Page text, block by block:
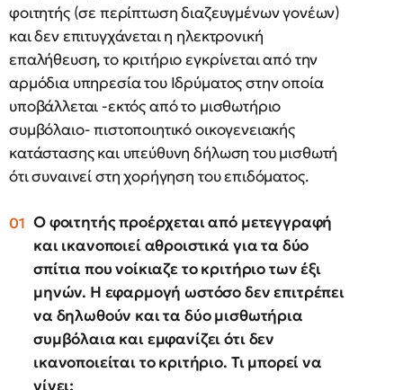
φοιτητής (σε περίπτωση διαζευγμένων γονέων)
και δεν επιτυγχάνεται η ηλεκτρονική
επαλήθευση, το κριτήριο εγκρίνεται από την
αρμόδια υπηρεσία του Ιδρύματος στην οποία
υποβάλλεται -εκτός από το μισθωτήριο
συμβόλαιο- πιστοποιητικό οικογενειακής
κατάστασης και υπεύθυνη δήλωση του μισθωτή
ότι συναινεί στη χορήγηση του επιδόματος.
O φοιτητής προέρχεται από μετεγγραφή
και ικανοποιεί αθροιστικά για τα δύο
σπίτια που νοίκιαζε το κριτήριο των έξι
μηνών. Η εφαρμογή ωστόσο δεν επιτρέπει
να δηλωθούν και τα δύο μισθωτήρια
συμβόλαια και εμφανίζει ότι δεν
ικανοποιείται το κριτήριο. Τι μπορεί να
γίνει;